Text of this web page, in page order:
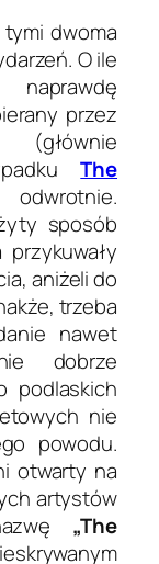
dwoma
O ile
przez
The
sposób
aniżeli do
trzeba
nawet
dobrze
podlaskich
nie
powodu.
otwarty na
artystów
„The